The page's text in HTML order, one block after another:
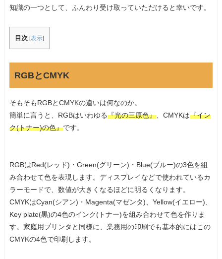
知識の一つとして、ふんわり受け取っていただけると幸いです。
目次 [表示]
RGBとCMYK
そもそもRGBとCMYKの違いは何なのか。
簡単に言うと、RGBはいわゆる『光の三原色』 、CMYKは『イン
ク(トナー)の色』です。
RGBはRed(レッド)・Green(グリーン)・Blue(ブルー)の3色を組
み合わせて色を表現します。ディスプレイなどで使われているカ
ラーモードで、数値が大きくなるほどに明るくなります。
CMYKはCyan(シアン)・ Magenta(マゼンタ)、Yellow(イエロー)、
Key plate(黒)の4色のインク(トナー)を組み合わせて色を作りま
す。家庭用プリンタと同様に、業務用の印刷でも基本的にはこの
CMYKの4色で印刷します。